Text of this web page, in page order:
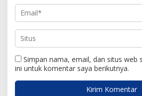
Simpan nama, email, dan situs web
ini untuk komentar saya berikutnya.